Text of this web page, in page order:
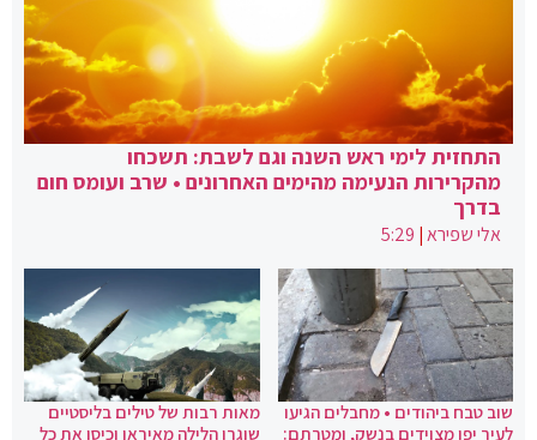
התחזית לימי ראש השנה וגם לשבת: תשכחו
מהקרירות הנעימה מהימים האחרונים • שרב ועומס חום
בדרך
אלי שפירא|
5:29
שוב טבח ביהודים • מחבלים הגיעו
לעיר יפו מצוידים בנשק, ומטרתם:
מאות רבות של טילים בליסטיים
שוגרו הלילה מאיראן וכיסו את כל